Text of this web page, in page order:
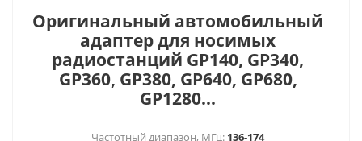
Оригинальный автомобильный
адаптер для носимых
радиостанций GP140, GP340,
GP360, GP380, GP640, GP680,
GP1280...
Частотный диапазон, МГц: 136-174